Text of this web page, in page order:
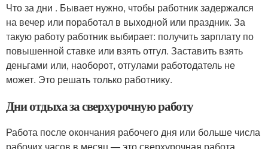
Что за дни . Бывает нужно, чтобы работник задержался
на вечер или поработал в выходной или праздник. За
такую работу работник выбирает: получить зарплату по
повышенной ставке или взять отгул. Заставить взять
деньгами или, наоборот, отгулами работодатель не
может. Это решать только работнику.
Дни отдыха за сверхурочную работу
Работа после окончания рабочего дня или больше числа